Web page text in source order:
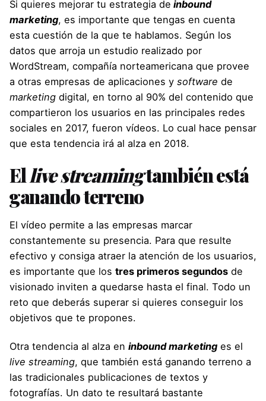
Si quieres mejorar tu estrategia de inbound
marketing, es importante que tengas en cuenta
esta cuestión de la que te hablamos. Según los
datos que arroja un estudio realizado por
WordStream, compañía norteamericana que provee
a otras empresas de aplicaciones y software de
marketing digital, en torno al 90% del contenido que
compartieron los usuarios en las principales redes
sociales en 2017, fueron vídeos. Lo cual hace pensar
que esta tendencia irá al alza en 2018.
Ellive streamingtambién está
ganando terreno
El vídeo permite a las empresas marcar
constantemente su presencia. Para que resulte
efectivo y consiga atraer la atención de los usuarios,
es importante que los tres primeros segundos de
visionado inviten a quedarse hasta el final. Todo un
reto que deberás superar si quieres conseguir los
objetivos que te propones.
Otra tendencia al alza en inbound marketing es el
live streaming, que también está ganando terreno a
las tradicionales publicaciones de textos y
fotografías. Un dato te resultará bastante